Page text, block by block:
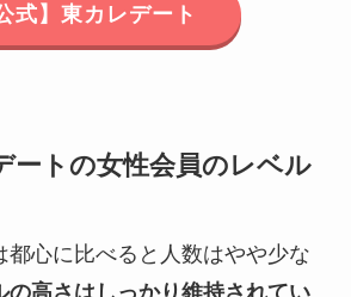
式】東カレデート
ートの女性会員のレベル
都心に比べると人数はやや少な